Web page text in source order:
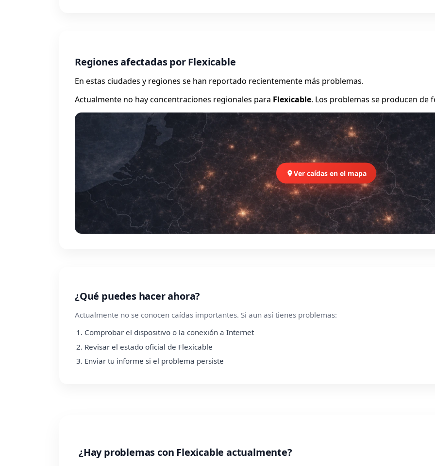
Regiones afectadas por Flexicable
En estas ciudades y regiones se han reportado recientemente más problemas.
Actualmente no hay concentraciones regionales para Flexicable. Los problemas se producen de
Ver caídas en el mapa
¿Qué puedes hacer ahora?
Actualmente no se conocen caídas importantes. Si aun así tienes problemas:
Comprobar el dispositivo o la conexión a Internet
Revisar el estado oficial de Flexicable
Enviar tu informe si el problema persiste
¿Hay problemas con Flexicable actualmente?